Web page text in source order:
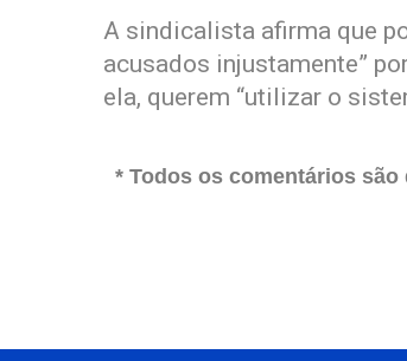
A sindicalista afirma que
acusados injustamente”
ela, querem “utilizar o
* Todos os comentários